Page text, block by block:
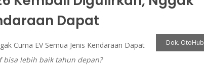
Dapat
Dok. OtoHub
lebih baik tahun depan?